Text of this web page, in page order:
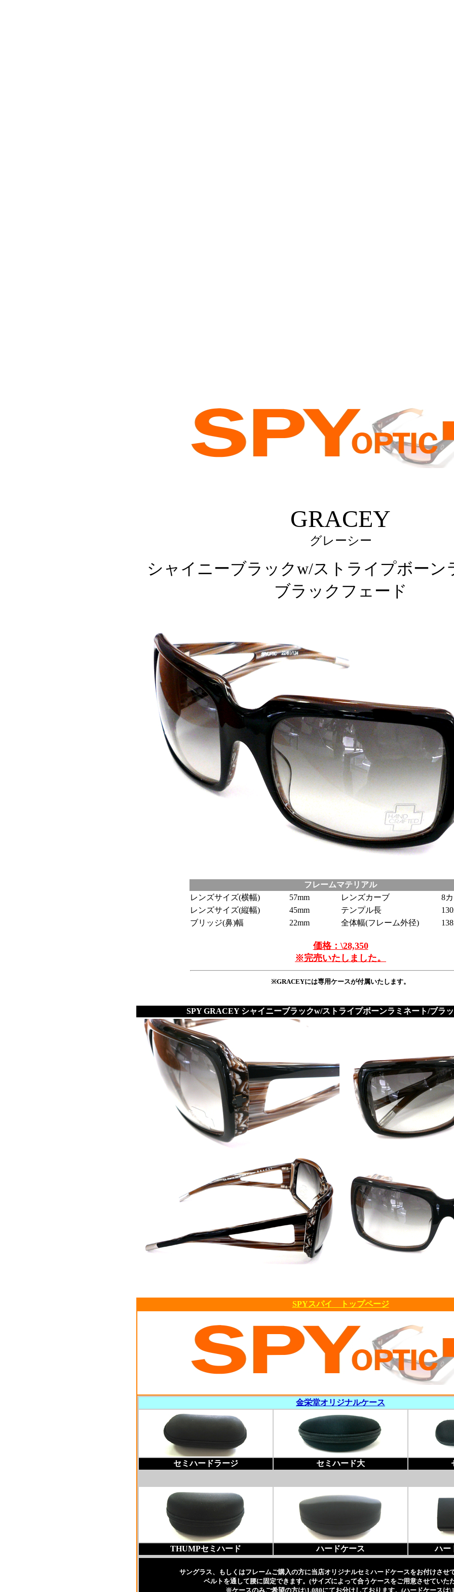
GRACEY
グレーシー
シャイニーブラックw/ストライプボーン
ブラックフェード
フレームマテリアル
レンズサイズ(横幅)
57mm レンズカーブ
8
レンズサイズ(縦幅)
45mm テンプル長
ブリッジ(鼻)幅
22mm 全体幅(フレーム外径)
価格：\28,350
※完売いたしました。
※GRACEYには専用ケースが付属いたします。
SPY GRACEY シャイニーブラックw/ストライプボーンラミネート/ブラ
SPYスパイ トップページ
金栄堂オリジナルケース
セミハードラージ セミハード大
THUMPセミハード ハードケース ハー
サングラス、もしくはフレームご購入の方に当店オリジナルセミハードケースをお付けさせ
ベルトを通して腰に固定できます。(サイズによって合うケースをご用意させていた
※ケースのみご希望の方は\1,080にてお分けしております。(ハードケースは